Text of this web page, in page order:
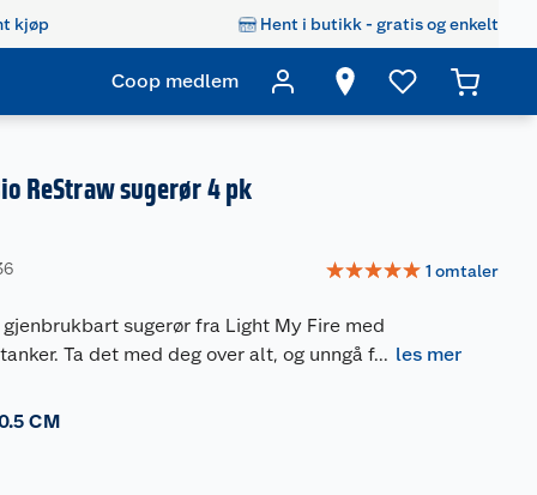
kjøp Hent i butikk - gratis og enkelt
Coop medlem
ReStraw sugerør 4 pk
☆☆☆☆☆ 1 omtaler
gjenbrukbart sugerør fra Light My Fire med
Ta det med deg over alt, og unngå f... les mer
CM